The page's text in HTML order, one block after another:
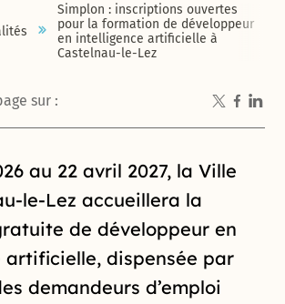
Simplon : inscriptions ouvertes
pour la formation de développeur
en intelligence artificielle à
Castelnau-le-Lez
sur :
de la page
au 22 avril 2027, la Ville
le-Lez accueillera la
de développeur en
artificielle, dispensée par
demandeurs d’emploi